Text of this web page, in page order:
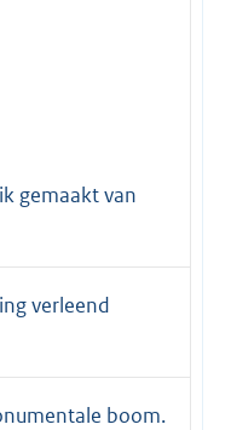
gemaakt van
verleend
boom.